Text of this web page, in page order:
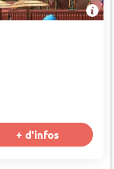
+ d'infos